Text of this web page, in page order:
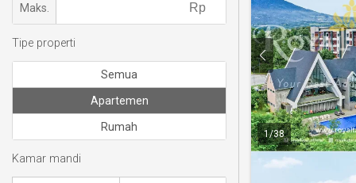
1/38
Maks.
Tipe properti
Semua
Apartemen
Rumah
Kamar mandi